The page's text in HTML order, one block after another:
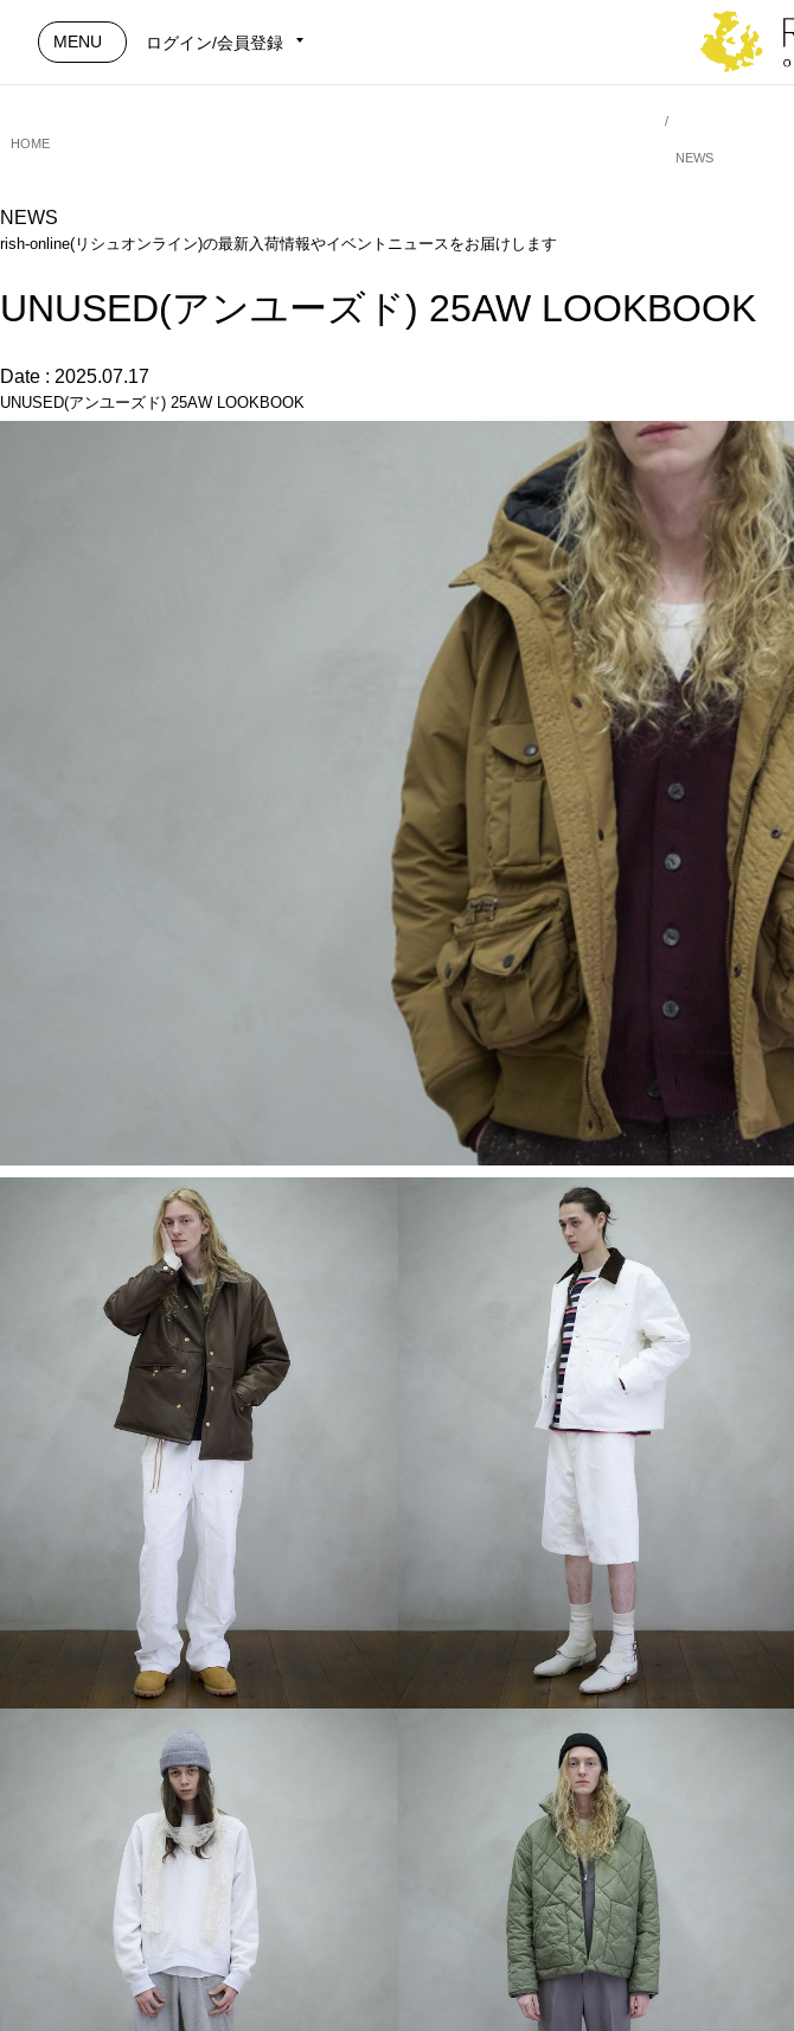
MENU ログイン/会員登録
HOME
NEWS
NEWS
rish-online(リシュオンライン)の最新入荷情報やイベントニュースをお届けします
UNUSED(アンユーズド) 25AW LOOKBOOK
Date : 2025.07.17
UNUSED(アンユーズド) 25AW LOOKBOOK